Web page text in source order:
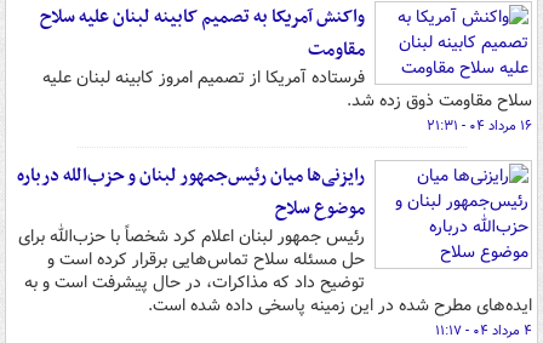
واکنش آمریکا به تصمیم کابینه لبنان علیه سلاح
مقاومت
فرستاده آمریکا از تصمیم امروز کابینه لبنان علیه
سلاح مقاومت ذوق زده شد.
۱۶ مرداد ۰۴ - ۲۱:۳۱
رایزنی‌ها میان رئیس‌جمهور لبنان و حزب‌الله درباره
موضوع سلاح
رئیس جمهور لبنان اعلام کرد شخصاً با حزب‌الله برای
حل مسئله سلاح تماس‌هایی برقرار کرده است و
توضیح داد که مذاکرات، در حال پیشرفت است و به
ایده‌های مطرح شده در این زمینه پاسخی داده شده است.
۴ مرداد ۰۴ - ۱۱:۱۷